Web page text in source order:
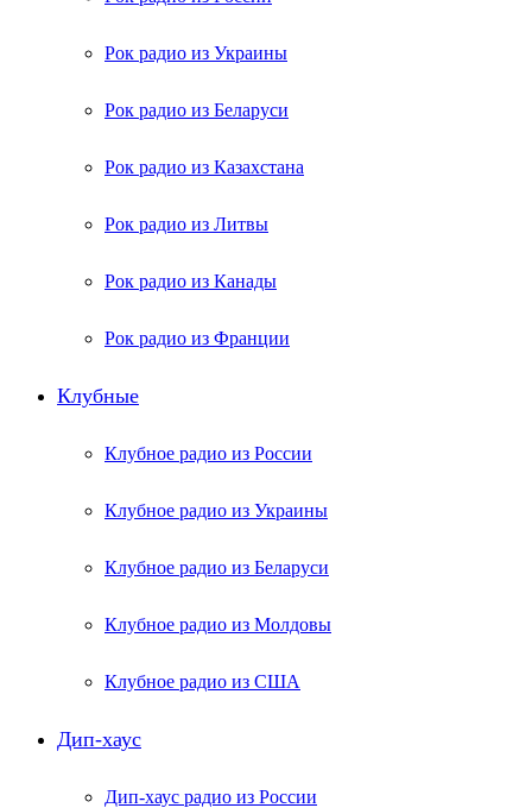
Рок радио из Украины
Рок радио из Беларуси
Рок радио из Казахстана
Рок радио из Литвы
Рок радио из Канады
Рок радио из Франции
Клубные
Клубное радио из России
Клубное радио из Украины
Клубное радио из Беларуси
Клубное радио из Молдовы
Клубное радио из США
Дип-хаус
Дип-хаус радио из России